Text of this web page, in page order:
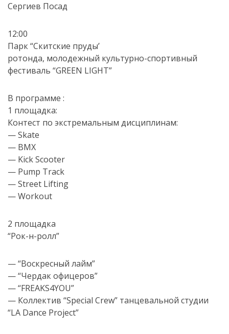
Сергиев Посад
12:00
Парк “Скитские пруды’
ротонда, молодежный культурно-спортивный
фестиваль “GREEN LIGHT”
В программе :
1 площадка:
Контест по экстремальным дисциплинам:
— Skate
— BMX
— Kick Scooter
— Pump Track
— Street Lifting
— Workout
2 площадка
“Рок-н-ролл”
— “Воскресный лайм”
— “Чердак офицеров”
— “FREAKS4YOU”
— Коллектив “Special Crew” танцевальной студии
“LA Dance Project”